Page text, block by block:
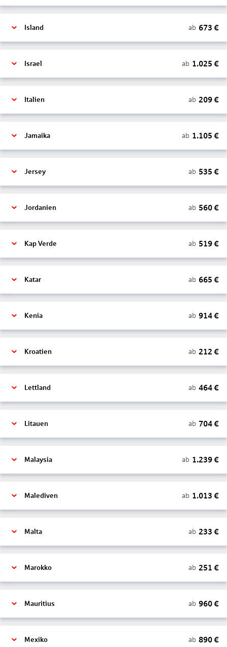
Island ab 673 €
Israel ab 1.025 €
Italien ab 209€
Jamaika ab 1.105 €
Jersey ab 535 €
Jordanien ab 560€
Kap Verde ab 519€
Katar ab 665 €
Kenia ab 914€
Kroatien ab 212 €
Lettland ab 464€
Litauen ab 704€
Malaysia ab 1.239€
Malediven ab 1.013 €
Malta ab 233 €
Marokko ab 251 €
Mauritius ab 960€
Mexiko ab 890€